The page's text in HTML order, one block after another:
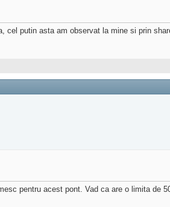
cel putin asta am observat la mine si prin
pentru acest pont. Vad ca are o limita de